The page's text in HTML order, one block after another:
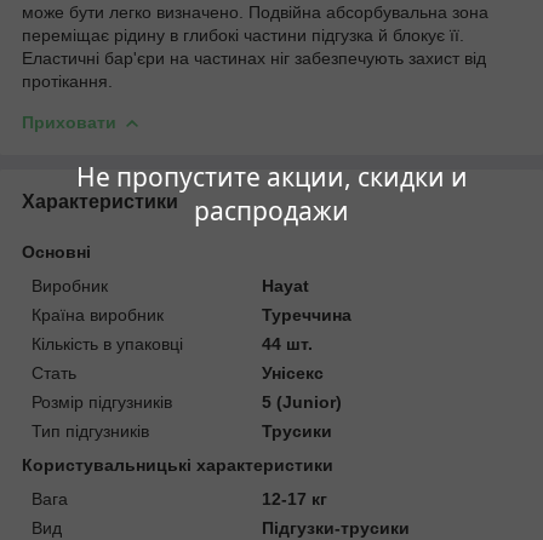
Не пропустите акции, скидки и
распродажи
може бути легко визначено. Подвійна абсорбувальна зона
переміщає рідину в глибокі частини підгузка й блокує її.
Еластичні бар'єри на частинах ніг забезпечують захист від
протікання.
Приховати
Характеристики
Основні
Виробник
Hayat
Країна виробник
Туреччина
Кількість в упаковці
44 шт.
Стать
Унісекс
Розмір підгузників
5 (Junior)
Тип підгузників
Трусики
Користувальницькі характеристики
Вага
12-17 кг
Вид
Підгузки-трусики